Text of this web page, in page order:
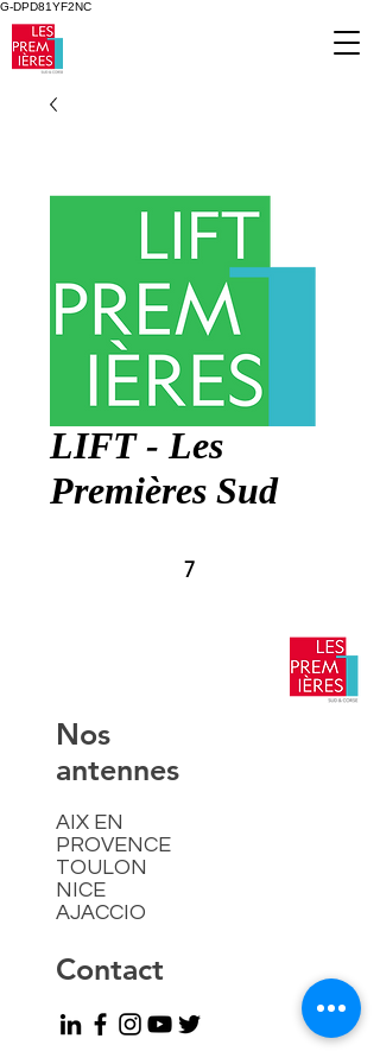
G-DPD81YF2NC
LIFT - Les
Premières Sud
7
​Nos
antennes
AIX EN
PROVENCE
TOULON
NICE
AJACCIO​
Contact